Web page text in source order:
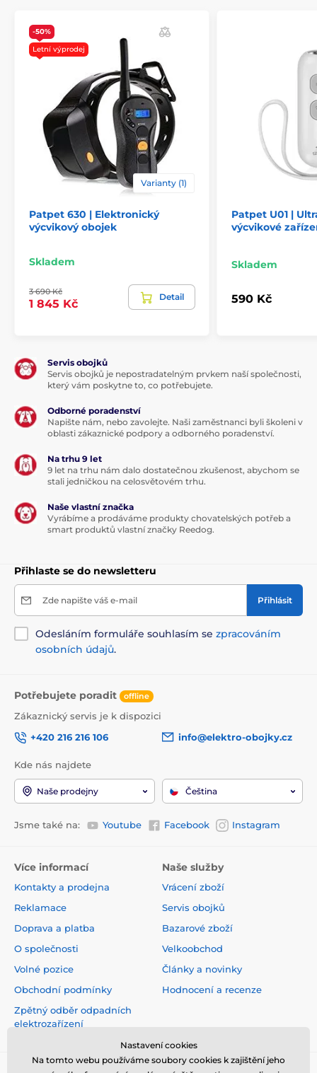
-50%
Letní výprodej
Varianty (1)
Patpet 630 | Elektronický
výcvikový obojek
Skladem
3 690 Kč
1 845 Kč
Detail
Patpet U01 |
výcvikové
Skladem
590 Kč
Servis obojků
Servis obojků je nepostradatelným prvkem naší společnosti,
který vám poskytne to, co potřebujete.
Odborné poradenství
Napište nám, nebo zavolejte. Naši zaměstnanci byli školeni v
oblasti zákaznické podpory a odborného poradenství.
Na trhu 9 let
9 let na trhu nám dalo dostatečnou zkušenost, abychom se
stali jedničkou na celosvětovém trhu.
Naše vlastní značka
Vyrábíme a prodáváme produkty chovatelských potřeb a
smart produktů vlastní značky Reedog.
Přihlaste se do newsletteru
Zde napište váš e-mail Přihlásit
Odesláním formuláře souhlasím se zpracováním
osobních údajů.
Potřebujete poradit offline
Zákaznický servis je k dispozici
+420 216 216 106
info@elektro-obojky.cz
Kde nás najdete
Naše prodejny Čeština
Jsme také na: Youtube Facebook Instagram
Více informací
Kontakty a prodejna
Reklamace
Doprava a platba
O společnosti
Volné pozice
Obchodní podmínky
Zpětný odběr odpadních
elektrozařízení
Naše služby
Vrácení zboží
Servis obojků
Bazarové zboží
Velkoobchod
Články a novinky
Hodnocení a recenze
Nastavení cookies
Na tomto webu používáme soubory cookies k zajištění jeho